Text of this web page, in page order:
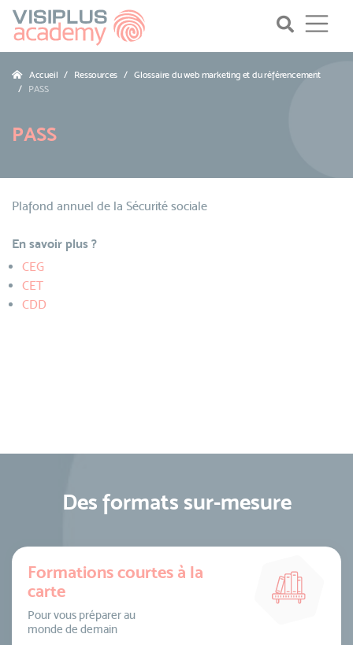
Accueil Ressources
Glossaire du web marketing et du référencement
PASS
PASS
Plafond annuel de la Sécurité sociale
En savoir plus ?
CEG
CET
CDD
Des formats sur-mesure
Formations courtes à la
carte
Pour vous préparer au
monde de demain